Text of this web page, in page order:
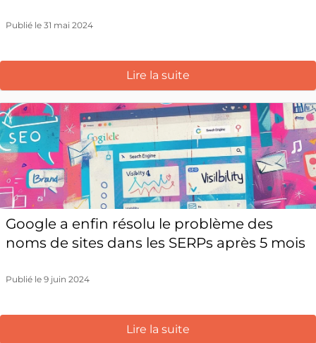
Publié le 31 mai 2024
Lire la suite
Google a enfin résolu le problème des
noms de sites dans les SERPs après 5 mois
Publié le 9 juin 2024
Lire la suite